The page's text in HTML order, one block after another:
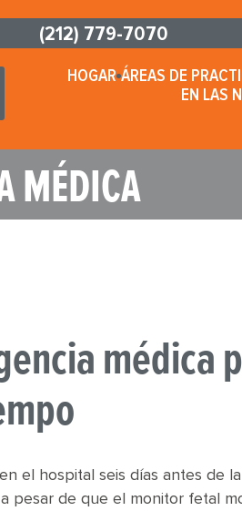
(212) 779-7070
HOGAR ÁREAS DE
EN LAS
MÉDICA
médica
el hospital seis días antes de
pesar de que el monitor fetal